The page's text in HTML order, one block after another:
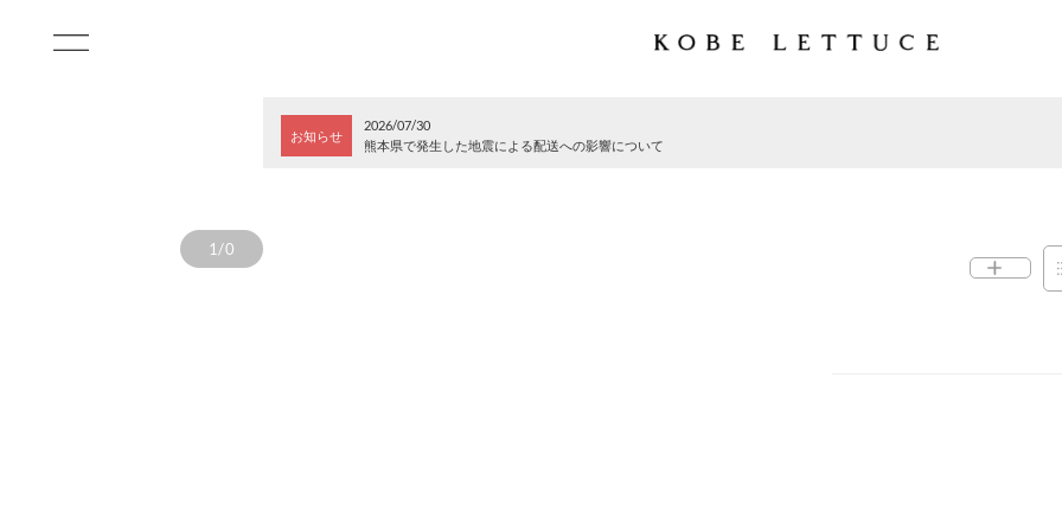
お知らせ
2026/07/30
熊本県で発生した地震による配送への影響について
1/0